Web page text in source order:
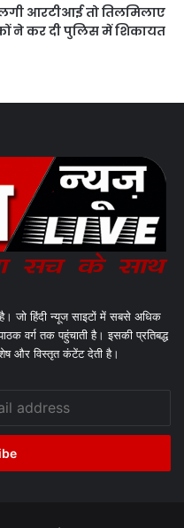
लगी आरटीआई तो तिलमिलाए
ने कर दी पुलिस में शिकायत
जो हिंदी न्यूज साइटों में सबसे अधिक
वर्ग तक पहुंचाती है। इसकी प्रतिबद्ध
और विस्तृत कंटेंट देती है।